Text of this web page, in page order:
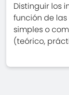
Distinguir los
función de
simples o
(teórico,